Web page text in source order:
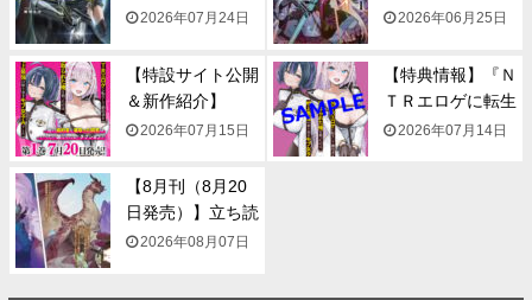
一...2026年07月24日
一...2026年06月25日
【特設サイト公開
＆新作紹介】
『NTR...
2026年07月15日
【特典情報】『Ｎ
ＴＲエロゲに転生
して...
2026年07月14日
【8月刊（8月20
日発売）】立ち読
み...2026年08月07日